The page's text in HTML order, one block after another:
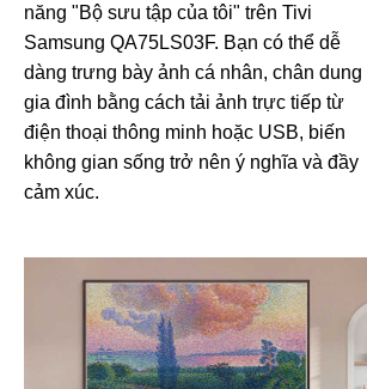
năng "Bộ sưu tập của tôi" trên Tivi
Samsung QA75LS03F. Bạn có thể dễ
dàng trưng bày ảnh cá nhân, chân dung
gia đình bằng cách tải ảnh trực tiếp từ
điện thoại thông minh hoặc USB, biến
không gian sống trở nên ý nghĩa và đầy
cảm xúc.